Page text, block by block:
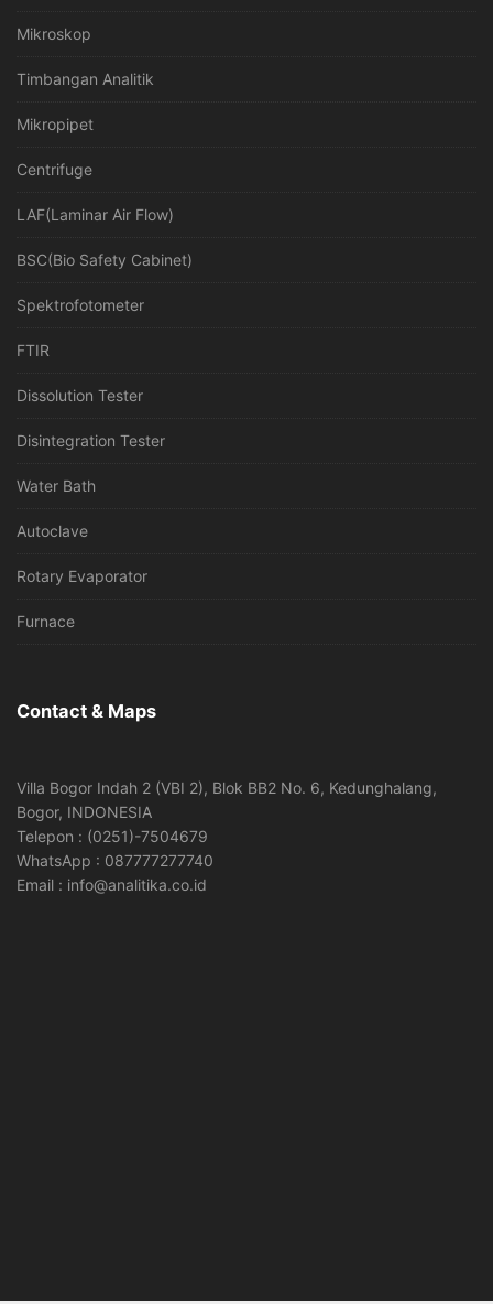
Mikroskop
Timbangan Analitik
Mikropipet
Centrifuge
LAF(Laminar Air Flow)
BSC(Bio Safety Cabinet)
Spektrofotometer
FTIR
Dissolution Tester
Disintegration Tester
Water Bath
Autoclave
Rotary Evaporator
Furnace
Contact & Maps
Villa Bogor Indah 2 (VBI 2), Blok BB2 No. 6, Kedunghalang,
Bogor, INDONESIA
Telepon : (0251)-7504679
WhatsApp : 087777277740
Email : info@analitika.co.id